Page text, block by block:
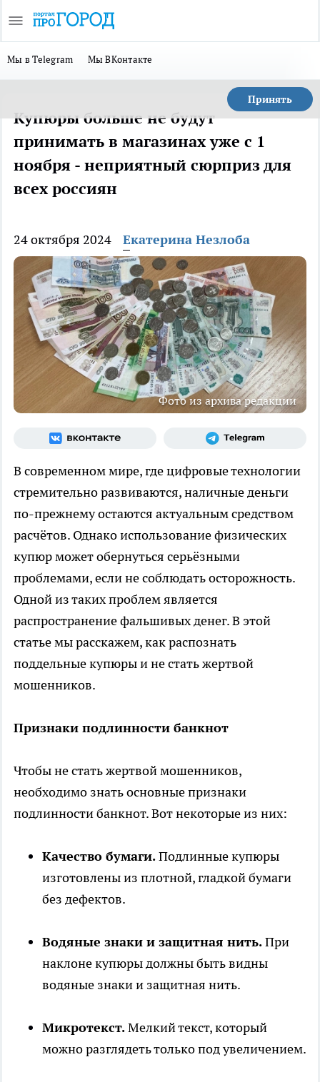
Мы в Telegram Мы ВКонтакте
Принять
Купюры больше не будут
принимать в магазинах уже с 1
ноября - неприятный сюрприз для
всех россиян
24 октября 2024 Екатерина Незлоба
Фото из архива редакции
В современном мире, где цифровые технологии
стремительно развиваются, наличные деньги
по-прежнему остаются актуальным средством
расчётов. Однако использование физических
купюр может обернуться серьёзными
проблемами, если не соблюдать осторожность.
Одной из таких проблем является
распространение фальшивых денег. В этой
статье мы расскажем, как распознать
поддельные купюры и не стать жертвой
мошенников.
Признаки подлинности банкнот
Чтобы не стать жертвой мошенников,
необходимо знать основные признаки
подлинности банкнот. Вот некоторые из них:
Качество бумаги.Подлинные купюры
изготовлены из плотной, гладкой бумаги
без дефектов.
Водяные знаки и защитная нить.При
наклоне купюры должны быть видны
водяные знаки и защитная нить.
Микротекст.Мелкий текст, который
можно разглядеть только под увеличением.